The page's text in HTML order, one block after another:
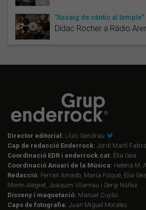
"Assaig de càntic al temple"
Dídac Rocher a Ràdio
Director editorial: Lluís Gendrau
Cap de redacció Enderrock: Jordi Martí Fabra
Coordinació EDR i enderrock.cat: Èlia Gea
Coordinació Anuari de la Música: Helena M.
Redacció: Ferran Amado, Maria Folqué, Èlia
Morén Alegret, Joaquim Vilarnau i Sergi Núñez
Disseny i maquetació: Manuel Cuyàs
Caps de fotografia: Juan Miguel Morales